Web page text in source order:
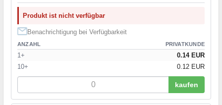
Produkt ist nicht verfügbar
Benachrichtigung bei Verfügbarkeit
ANZAHL PRIVATKUNDE
1+
0.14 EUR
10+
0.12 EUR
kaufen